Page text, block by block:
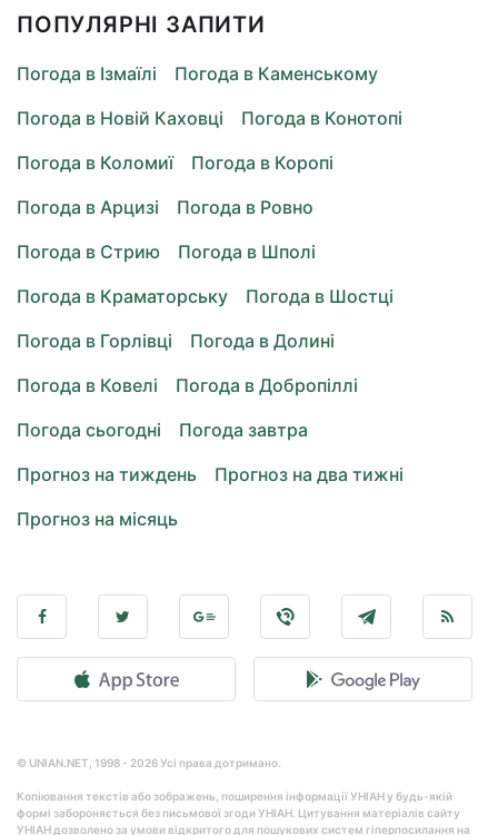
ПОПУЛЯРНІ ЗАПИТИ
Погода в Ізмаїлі
Погода в Каменському
Погода в Новій Каховці
Погода в Конотопі
Погода в Коломиї
Погода в Коропі
Погода в Арцизі
Погода в Ровно
Погода в Стрию
Погода в Шполі
Погода в Краматорську
Погода в Шостці
Погода в Горлівці
Погода в Долині
Погода в Ковелі
Погода в Добропіллі
Погода сьогодні
Погода завтра
Прогноз на тиждень
Прогноз на два тижні
Прогноз на місяць
© UNIAN.NET, 1998 - 2026 Усі права дотримано.
Копіювання текстів або зображень, поширення інформації УНІАН у будь-якій
формі забороняється без письмової згоди УНІАН. Цитування матеріалів сайту
УНІАН дозволено за умови відкритого для пошукових систем гіперпосилання на